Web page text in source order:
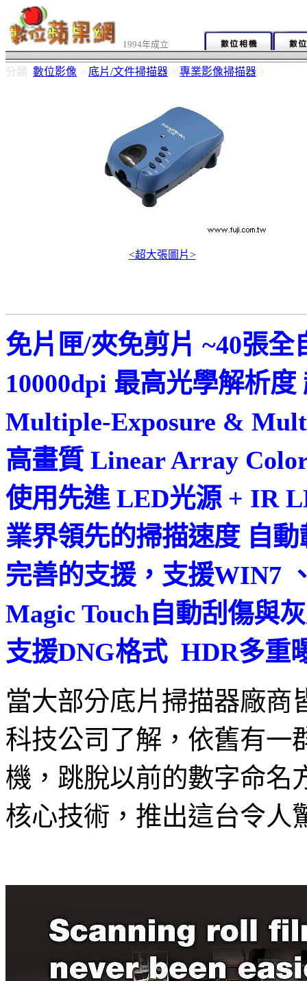
1994年成立
分類 數位影像 > 底片/文件掃描器 > 專業影像掃描器 >
<超大張圖片>
免片匣/夾免剪片 ~40張全
10000dpi 最高光學解析
Multiple-Exposure &
高畫質 Linear Array
使用先進 LED光源 + IR
業界領先的掃描速度 自
完善的支援，支援WIN7
Magic Touch自動刮傷與
支援DNG格式 HDR多重
當大部分底片掃描器廠商
科技公司了解，依舊有一
機，跳脫以前的數字命名
核心技術，推出這台令人